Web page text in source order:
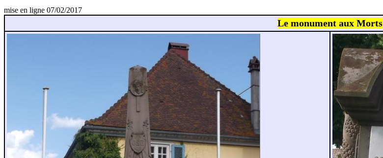
mise en ligne 07/02/2017
Le monument aux Morts